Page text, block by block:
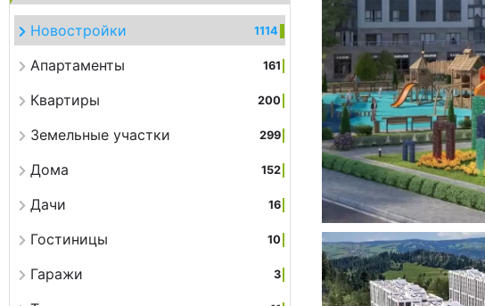
Новостройки 1114
Апартаменты 161
Квартиры 200
Земельные участки 299
Дома 152
Дачи 16
Гостиницы 10
Гаражи 3